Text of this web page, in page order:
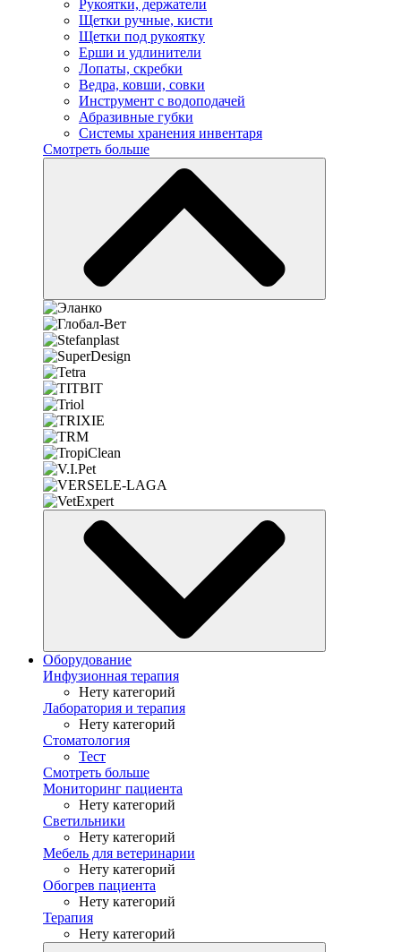
Рукоятки, держатели
Щетки ручные, кисти
Щетки под рукоятку
Ерши и удлинители
Лопаты, скребки
Ведра, ковши, совки
Инструмент с водоподачей
Абразивные губки
Системы хранения инвентаря
Смотреть больше
Оборудование
Инфузионная терапия
Нету категорий
Лаборатория и терапия
Нету категорий
Стоматология
Тест
Смотреть больше
Мониторинг пациента
Нету категорий
Светильники
Нету категорий
Мебель для ветеринарии
Нету категорий
Обогрев пациента
Нету категорий
Терапия
Нету категорий